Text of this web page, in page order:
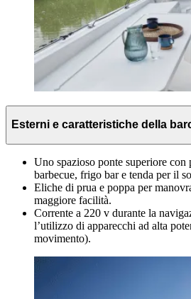
Esterni e caratteristiche della
Uno spazioso ponte superiore
barbecue, frigo bar e tenda per il
Eliche di prua e poppa per
maggiore facilità.
Corrente a 220 v durante la
l’utilizzo di apparecchi ad alta
movimento).